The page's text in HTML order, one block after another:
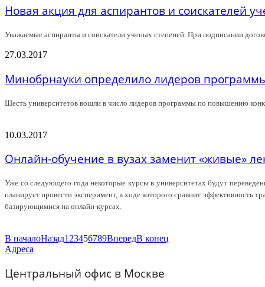
Новая акция для аспирантов и соискателей
Уважаемые аспиранты и соискатели ученых степеней. При подписании
27.03.2017
Минобрнауки определило лидеров
Шесть университетов вошли в число лидеров программы по повышению
10.03.2017
Онлайн-обучение в вузах заменит «живые»
Уже со следующего года некоторые курсы в университетах будут
планирует провести эксперимент, в ходе которого сравнит эффективность
базирующимися на онлайн-курсах.
В началоНазад1 23456789ВпередВ конец
Адреса
Центральный офис в Москве